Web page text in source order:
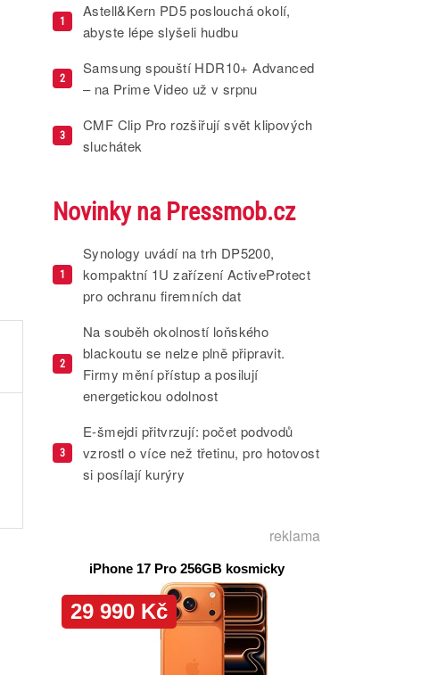
1
Astell&Kern PD5 poslouchá okolí,
abyste lépe slyšeli hudbu
2
Samsung spouští HDR10+ Advanced
– na Prime Video už v srpnu
3
CMF Clip Pro rozšiřují svět klipových
sluchátek
Novinky na Pressmob.cz
1
Synology uvádí na trh DP5200,
kompaktní 1U zařízení ActiveProtect
pro ochranu firemních dat
2
Na souběh okolností loňského
blackoutu se nelze plně připravit.
Firmy mění přístup a posilují
energetickou odolnost
3
E-šmejdi přitvrzují: počet podvodů
vzrostl o více než třetinu, pro hotovost
si posílají kurýry
reklama